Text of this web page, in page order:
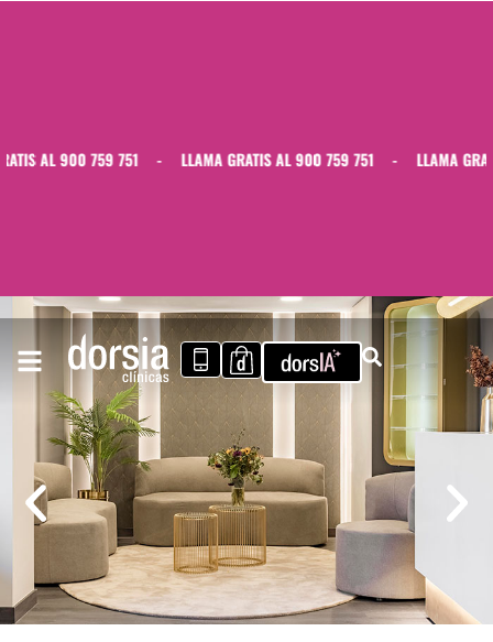
AL 900 759 751 - LLAMA GRATIS AL 900 759 751 - LLAMA